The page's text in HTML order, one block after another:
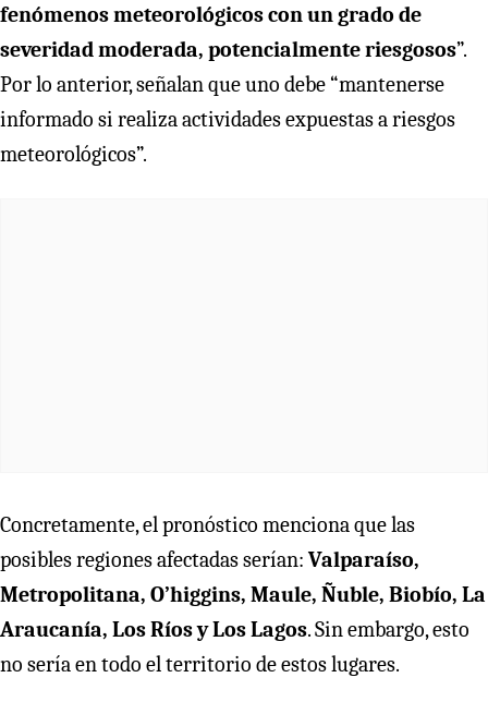
fenómenos meteorológicos con un grado de
severidad moderada, potencialmente riesgosos”.
Por lo anterior, señalan que uno debe “mantenerse
informado si realiza actividades expuestas a riesgos
meteorológicos”.
Concretamente, el pronóstico menciona que las
posibles regiones afectadas serían: Valparaíso,
Metropolitana, O’higgins, Maule, Ñuble, Biobío, La
Araucanía, Los Ríos y Los Lagos. Sin embargo, esto
no sería en todo el territorio de estos lugares.